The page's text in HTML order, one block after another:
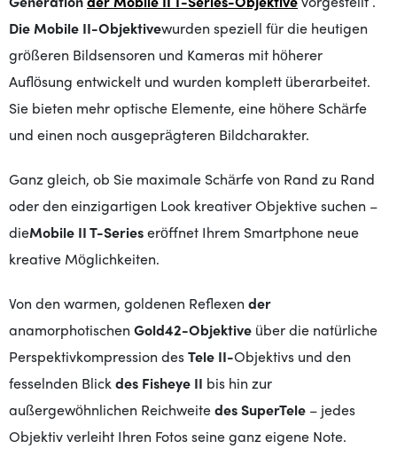
Die Mobile II-Objektivewurden speziell für die heutigen
größeren Bildsensoren und Kameras mit höherer
Auflösung entwickelt und wurden komplett überarbeitet.
Sie bieten mehr optische Elemente, eine höhere Schärfe
und einen noch ausgeprägteren Bildcharakter.
Ganz gleich, ob Sie maximale Schärfe von Rand zu Rand
oder den einzigartigen Look kreativer Objektive suchen –
dieMobile II T-Serieseröffnet Ihrem Smartphone neue
kreative Möglichkeiten.
Von den warmen, goldenen Reflexen der
anamorphotischen Gold42-Objektive über die natürliche
Perspektivkompression desTele II-Objektivs und den
fesselnden Blickdes Fisheye II bis hin zur
außergewöhnlichen Reichweitedes SuperTele – jedes
Objektiv verleiht Ihren Fotos seine ganz eigene Note.